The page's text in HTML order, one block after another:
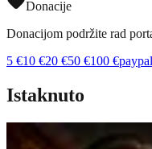
Donacije
Donacijom podržite rad
5 €10 €20 €50 €100 €paypal
Istaknuto